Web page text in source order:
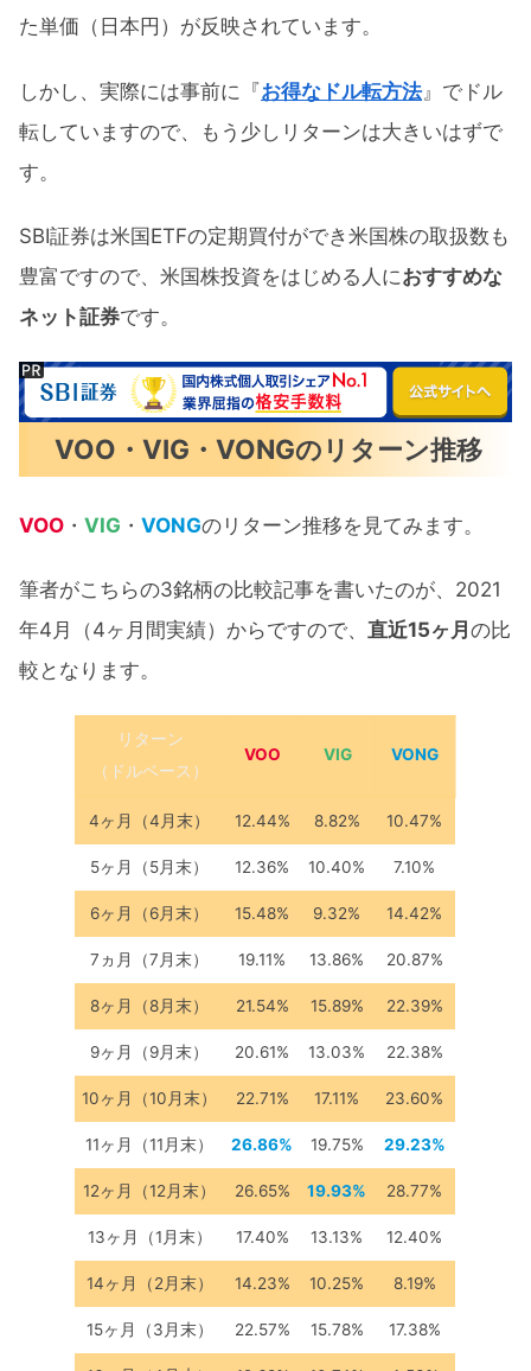
た単価（日本円）が反映されています。
しかし、実際には事前に『お得なドル転方法』でドル
転していますので、もう少しリターンは大きいはずで
す。
SBI証券は米国ETFの定期買付ができ米国株の取扱数も
豊富ですので、米国株投資をはじめる人におすすめな
ネット証券です。
VOO・VIG・VONGのリターン推移
VOO ・ VIG ・ VONGのリターン推移を見てみます。
筆者がこちらの3銘柄の比較記事を書いたのが、2021
年4月（4ヶ月間実績）からですので、 直近15ヶ月 の比
較となります。
リターン
（ドルベース）
VOO VIG VONG
4ヶ月（4月末） 12.44% 8.82% 10.47%
5ヶ月（5月末） 12.36% 10.40% 7.10%
6ヶ月（6月末） 15.48% 9.32% 14.42%
7ヵ月（7月末） 19.11% 13.86% 20.87%
8ヶ月（8月末） 21.54% 15.89% 22.39%
9ヶ月（9月末） 20.61% 13.03% 22.38%
10ヶ月（10月末） 22.71% 17.11% 23.60%
11ヶ月（11月末） 26.86% 19.75% 29.23%
12ヶ月（12月末） 26.65% 19.93% 28.77%
13ヶ月（1月末） 17.40% 13.13% 12.40%
14ヶ月（2月末） 14.23% 10.25% 8.19%
15ヶ月（3月末） 22.57% 15.78% 17.38%